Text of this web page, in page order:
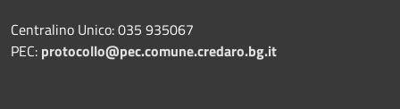
Centralino Unico: 035 935067
PEC: protocollo@pec.comune.credaro.bg.it